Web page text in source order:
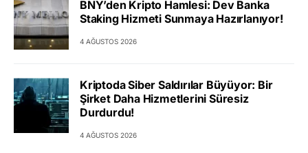
BNY’den Kripto Hamlesi: Dev Banka
Staking Hizmeti Sunmaya Hazırlanıyor!
4 AĞUSTOS 2026
Kriptoda Siber Saldırılar Büyüyor: Bir
Şirket Daha Hizmetlerini Süresiz
Durdurdu!
4 AĞUSTOS 2026